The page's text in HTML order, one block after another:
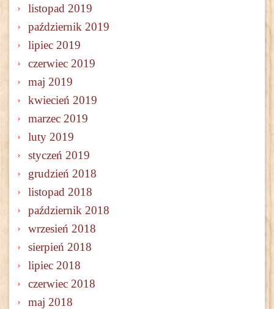
listopad 2019
październik 2019
lipiec 2019
czerwiec 2019
maj 2019
kwiecień 2019
marzec 2019
luty 2019
styczeń 2019
grudzień 2018
listopad 2018
październik 2018
wrzesień 2018
sierpień 2018
lipiec 2018
czerwiec 2018
maj 2018